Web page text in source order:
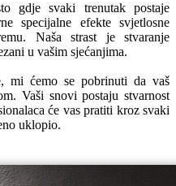
gdje svaki trenutak postaje
specijalne efekte svjetlosne
Naša strast je stvaranje
u vašim sjećanjima.
mi ćemo se pobrinuti da vaš
Vaši snovi postaju stvarnost
će vas pratiti kroz svaki
uklopio.